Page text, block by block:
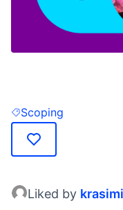
Filter results for:
Scoping
Liked by